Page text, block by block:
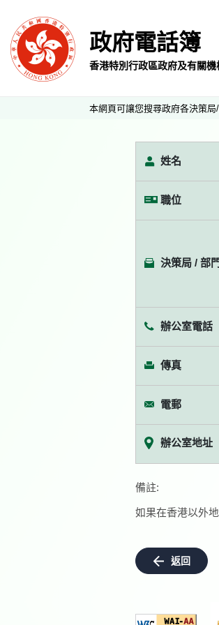
政府電話簿
香港特別行政區政府及有關機
本網頁可讓您搜尋政府各決策
姓名
職位
決策局 / 部
辦公室電話
傳真
電郵
辦公室地址
備註:
如果在香港以外
返回